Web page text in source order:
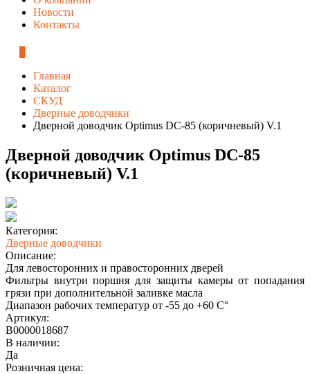
Новости
Контакты
Главная
Каталог
СКУД
Дверные доводчики
Дверной доводчик Optimus DC-85 (коричневый) V.1
Дверной доводчик Optimus DC-85
(коричневый) V.1
Категория:
Дверные доводчики
Описание:
Для левосторонних и правосторонних дверей
Фильтры внутри поршня для защиты камеры от попадания
грязи при дополнительной заливке масла
Диапазон рабочих температур от -55 до +60 C°
Артикул:
В0000018687
В наличии:
Да
Розничная цена: